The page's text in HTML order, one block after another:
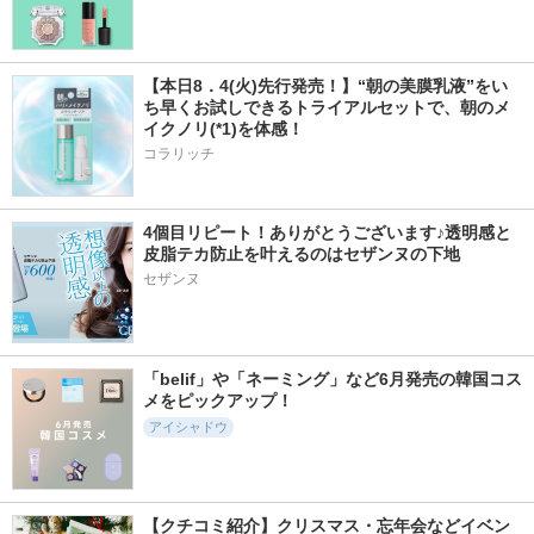
【本日8．4(火)先行発売！】“朝の美膜乳液”をい
ち早くお試しできるトライアルセットで、朝のメ
イクノリ(*1)を体感！
コラリッチ
4個目リピート！ありがとうございます♪透明感と
皮脂テカ防止を叶えるのはセザンヌの下地
セザンヌ
「belif」や「ネーミング」など6月発売の韓国コス
メをピックアップ！
アイシャドウ
【クチコミ紹介】クリスマス・忘年会などイベン